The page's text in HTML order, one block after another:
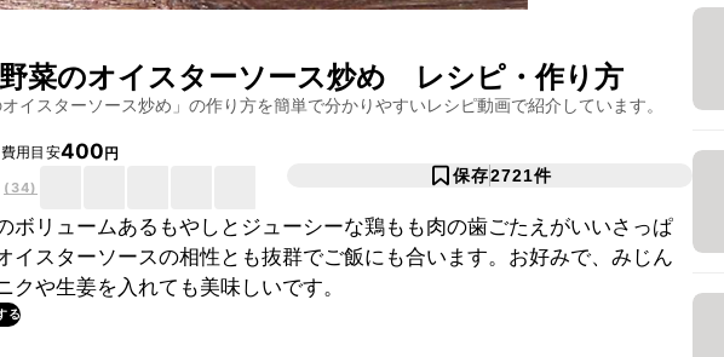
菜のオイスターソース炒め レシピ・作り方
イスターソース炒め 」の作り方を簡単で分かりやすいレシピ動画で紹介しています。
費用目安400円
( 34)
保存2721件
ボリュームあるもやしとジューシーな鶏もも肉の歯ごたえがいいさっぱ
イスターソースの相性とも抜群でご飯にも合います。お好みで、みじん
クや生姜を入れても美味しいです。
る